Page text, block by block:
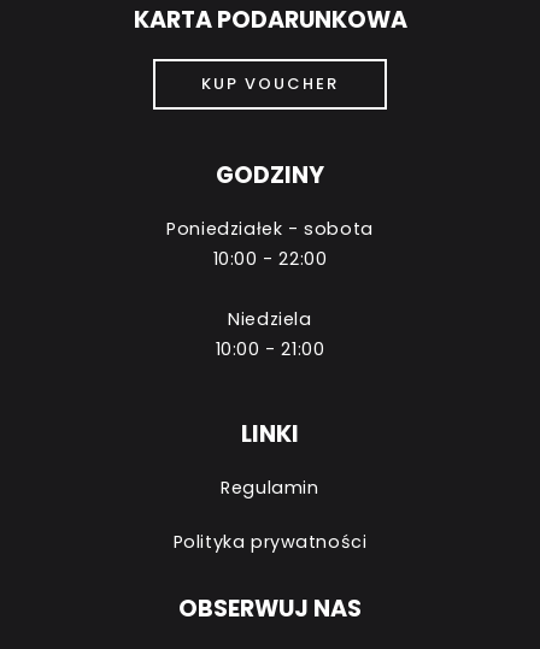
KARTA PODARUNKOWA
KUP VOUCHER
GODZINY
Poniedziałek - sobota
10:00 - 22:00
Niedziela
10:00 - 21:00
LINKI
Regulamin
Polityka prywatności
OBSERWUJ NAS